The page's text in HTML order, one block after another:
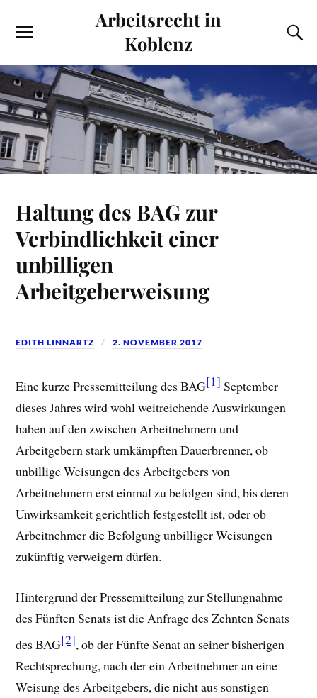
Arbeitsrecht in
Koblenz
Haltung des BAG zur
Verbindlichkeit einer
unbilligen
Arbeitgeberweisung
EDITH LINNARTZ 2. NOVEMBER 2017
Eine kurze Pressemitteilung des BAG[1] September
dieses Jahres wird wohl weitreichende Auswirkungen
haben auf den zwischen Arbeitnehmern und
Arbeitgebern stark umkämpften Dauerbrenner, ob
unbillige Weisungen des Arbeitgebers von
Arbeitnehmern erst einmalzu befolgen sind, bis deren
Unwirksamkeit gerichtlich festgestellt ist, oder ob
Arbeitnehmer die Befolgung unbilliger Weisungen
zukünftig verweigern dürfen.
Hintergrund der Pressemitteilung zur Stellungnahme
des Fünften Senats ist die Anfrage des Zehnten Senats
des BAG[2], ob der Fünfte Senat an seiner bisherigen
Rechtsprechung, nach der ein Arbeitnehmer an eine
Weisung des Arbeitgebers, die nicht aus sonstigen